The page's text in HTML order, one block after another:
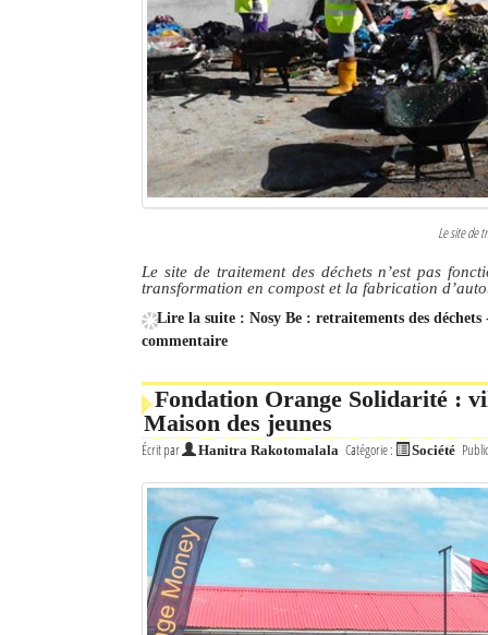
Le site de
Le site de traitement des déchets n’est pas
transformation en compost et la fabrication
Lire la suite : Nosy Be : retraitements des
commentaire
Fondation Orange Solidarité :
Maison des jeunes
Écrit par Hanitra Rakotomalala Catégorie : Société